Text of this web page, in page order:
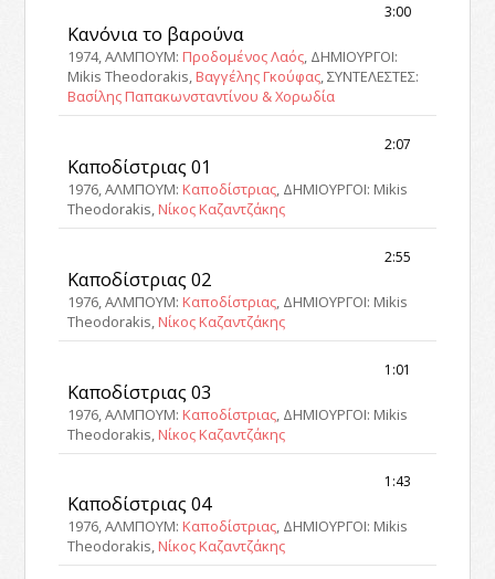
3:00
Κανόνια το βαρούνα
1974, ΑΛΜΠΟΥΜ: Προδομένος Λαός, ΔΗΜΙΟΥΡΓΟΙ:
Mikis Theodorakis, Βαγγέλης Γκούφας, ΣΥΝΤΕΛΕΣΤΕΣ:
Βασίλης Παπακωνσταντίνου & Χορωδία
2:07
Καποδίστριας 01
1976, ΑΛΜΠΟΥΜ: Καποδίστριας, ΔΗΜΙΟΥΡΓΟΙ: Mikis
Theodorakis, Νίκος Καζαντζάκης
2:55
Καποδίστριας 02
1976, ΑΛΜΠΟΥΜ: Καποδίστριας , ΔΗΜΙΟΥΡΓΟΙ: Mikis
Theodorakis, Νίκος Καζαντζάκης
1:01
Καποδίστριας 03
1976, ΑΛΜΠΟΥΜ: Καποδίστριας , ΔΗΜΙΟΥΡΓΟΙ: Mikis
Theodorakis, Νίκος Καζαντζάκης
1:43
Καποδίστριας 04
1976, ΑΛΜΠΟΥΜ: Καποδίστριας, ΔΗΜΙΟΥΡΓΟΙ: Mikis
Theodorakis, Νίκος Καζαντζάκης